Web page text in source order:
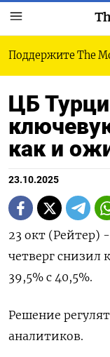
Поддержите The
ЦБ
как и
23.10.2025
23 окт (Рейтер)
четверг снизил
39,5% с 40,5%.
Решение
аналитиков.